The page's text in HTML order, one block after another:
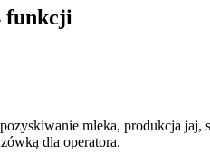
funkcji
mleka, produkcja jaj,
dla operatora.